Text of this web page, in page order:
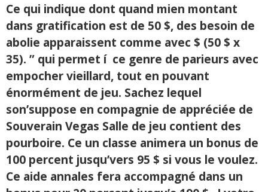
Ce qui indique dont quand mien montant
dans gratification est de 50 $, des besoin de
abolie apparaissent comme avec $ (50 $ x
35). ” qui permet í ce genre de parieurs avec
empocher vieillard, tout en pouvant
énormément de jeu. Sachez lequel
son’suppose en compagnie de appréciée de
Souverain Vegas Salle de jeu contient des
pourboire. Ce un classe animera un bonus de
100 percent jusqu’vers 95 $ si vous le voulez.
Ce aide annales fera accompagné dans un